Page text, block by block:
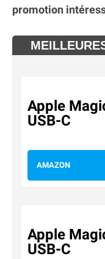
promotion
Apple
USB-C
AMAZON
Apple
USB-C